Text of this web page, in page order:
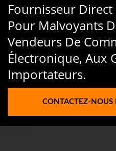
Fournisseur
Pour Malvoyants
Vendeurs De
Électronique, Aux
Importateurs.
CONTACTEZ-